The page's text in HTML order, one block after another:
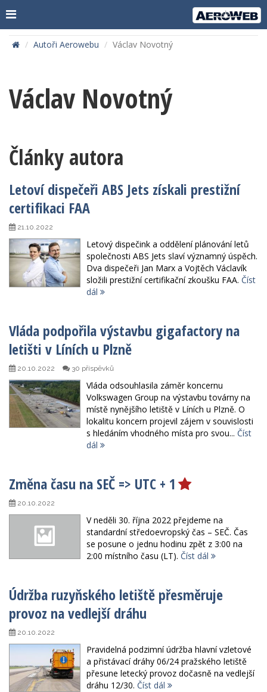
Autoři Aerowebu Václav Novotný
Václav Novotný
Články autora
Letoví dispečeři ABS Jets získali prestižní
certifikaci FAA
21.10.2022
Letový dispečink a oddělení plánování letů
společnosti ABS Jets slaví významný úspěch.
Dva dispečeři Jan Marx a Vojtěch Václavík
složili prestižní certifikační zkoušku FAA. Číst
dál
Vláda podpořila výstavbu gigafactory na
letišti v Líních u Plzně
20.10.2022 30 příspěvků
Vláda odsouhlasila záměr koncernu
Volkswagen Group na výstavbu továrny na
místě nynějšího letiště v Líních u Plzně. O
lokalitu koncern projevil zájem v souvislosti
s hledáním vhodného místa pro svou... Číst
dál
Změna času na SEČ => UTC + 1
20.10.2022
V neděli 30. října 2022 přejdeme na
standardní středoevropský čas – SEČ. Čas
se posune o jednu hodinu zpět z 3:00 na
2:00 místního času (LT). Číst dál
Údržba ruzyňského letiště přesměruje
provoz na vedlejší dráhu
20.10.2022
Pravidelná podzimní údržba hlavní vzletové
a přistávací dráhy 06/24 pražského letiště
přesune letecký provoz dočasně na vedlejší
dráhu 12/30. Číst dál